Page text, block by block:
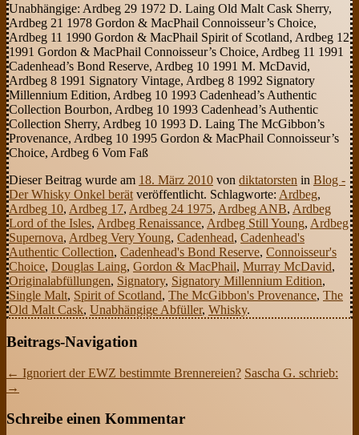
Unabhängige: Ardbeg 29 1972 D. Laing Old Malt Cask Sherry,
Ardbeg 21 1978 Gordon & MacPhail Connoisseur’s Choice,
Ardbeg 11 1990 Gordon & MacPhail Spirit of Scotland, Ardbeg 12
1991 Gordon & MacPhail Connoisseur’s Choice, Ardbeg 11 1991
Cadenhead’s Bond Reserve, Ardbeg 10 1991 M. McDavid,
Ardbeg 8 1991 Signatory Vintage, Ardbeg 8 1992 Signatory
Millennium Edition, Ardbeg 10 1993 Cadenhead’s Authentic
Collection Bourbon, Ardbeg 10 1993 Cadenhead’s Authentic
Collection Sherry, Ardbeg 10 1993 D. Laing The McGibbon’s
Provenance, Ardbeg 10 1995 Gordon & MacPhail Connoisseur’s
Choice, Ardbeg 6 Vom Faß
Dieser Beitrag wurde am 18. März 2010 von diktatorsten in Blog -
Der Whisky Onkel berät veröffentlicht. Schlagworte: Ardbeg,
Ardbeg 10, Ardbeg 17, Ardbeg 24 1975, Ardbeg ANB, Ardbeg
Lord of the Isles, Ardbeg Renaissance, Ardbeg Still Young, Ardbeg
Supernova, Ardbeg Very Young, Cadenhead, Cadenhead's
Authentic Collection, Cadenhead's Bond Reserve, Connoisseur's
Choice, Douglas Laing, Gordon & MacPhail, Murray McDavid,
Originalabfüllungen, Signatory, Signatory Millennium Edition,
Single Malt, Spirit of Scotland, The McGibbon's Provenance, The
Old Malt Cask, Unabhängige Abfüller, Whisky.
Beitrags-Navigation
← Ignoriert der EWZ bestimmte Brennereien? Sascha G. schrieb:
→
Schreibe einen Kommentar